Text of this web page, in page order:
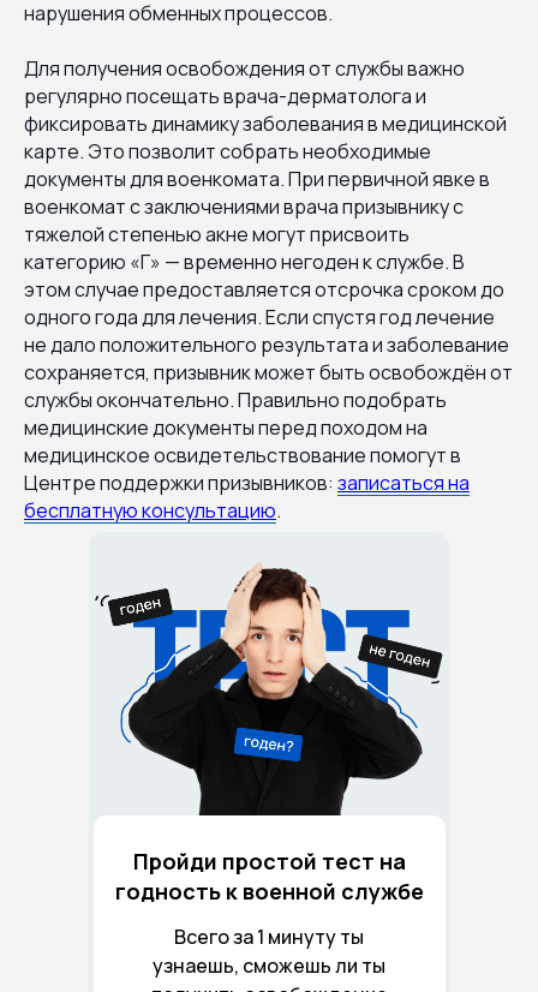
нарушения обменных процессов.
Для получения освобождения от службы важно
регулярно посещать врача-дерматолога и
фиксировать динамику заболевания в медицинской
карте. Это позволит собрать необходимые
документы для военкомата. При первичной явке в
военкомат с заключениями врача призывнику с
тяжелой степенью акне могут присвоить
категорию «Г» — временно негоден к службе. В
этом случае предоставляется отсрочка сроком до
одного года для лечения. Если спустя год лечение
не дало положительного результата и заболевание
сохраняется, призывник может быть освобождён от
службы окончательно. Правильно подобрать
медицинские документы перед походом на
медицинское освидетельствование помогут в
Центре поддержки призывников: записаться на
бесплатную консультацию.
Всего за 1 минуту ты
узнаешь, сможешь ли ты
Пройди простой тест на
годность к военной службе